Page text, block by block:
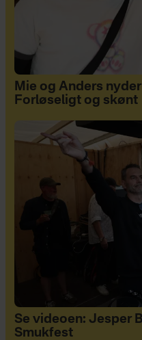
Mie og Anders
Forløseligt og skønt
Se videoen: Jesper
Smukfest